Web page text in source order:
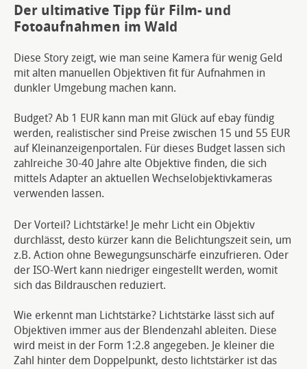
Der ultimative Tipp für Film- und
Fotoaufnahmen im Wald
Diese Story zeigt, wie man seine Kamera für wenig Geld
mit alten manuellen Objektiven fit für Aufnahmen in
dunkler Umgebung machen kann.
Budget? Ab 1 EUR kann man mit Glück auf ebay fündig
werden, realistischer sind Preise zwischen 15 und 55 EUR
auf Kleinanzeigenportalen. Für dieses Budget lassen sich
zahlreiche 30-40 Jahre alte Objektive finden, die sich
mittels Adapter an aktuellen Wechselobjektivkameras
verwenden lassen.
Der Vorteil? Lichtstärke! Je mehr Licht ein Objektiv
durchlässt, desto kürzer kann die Belichtungszeit sein, um
z.B. Action ohne Bewegungsunschärfe einzufrieren. Oder
der ISO-Wert kann niedriger eingestellt werden, womit
sich das Bildrauschen reduziert.
Wie erkennt man Lichtstärke? Lichtstärke lässt sich auf
Objektiven immer aus der Blendenzahl ableiten. Diese
wird meist in der Form 1:2.8 angegeben. Je kleiner die
Zahl hinter dem Doppelpunkt, desto lichtstärker ist das